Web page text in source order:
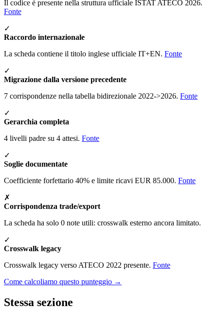
Il codice è presente nella struttura ufficiale ISTAT ATECO 2026.
Fonte
✓
Raccordo internazionale
La scheda contiene il titolo inglese ufficiale IT+EN. Fonte
✓
Migrazione dalla versione precedente
7 corrispondenze nella tabella bidirezionale 2022->2026. Fonte
✓
Gerarchia completa
4 livelli padre su 4 attesi. Fonte
✓
Soglie documentate
Coefficiente forfettario 40% e limite ricavi EUR 85.000. Fonte
✗
Corrispondenza trade/export
La scheda ha solo 0 note utili: crosswalk esterno ancora limitato.
✓
Crosswalk legacy
Crosswalk legacy verso ATECO 2022 presente. Fonte
Come calcoliamo questo punteggio →
Stessa sezione